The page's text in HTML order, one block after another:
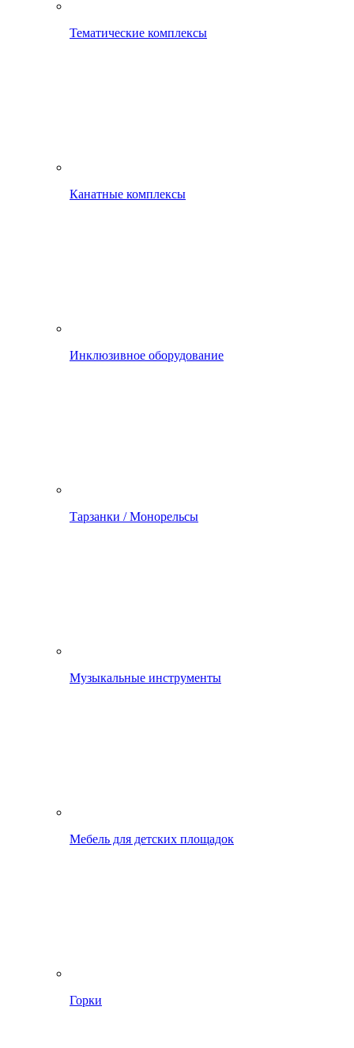
Тематические комплексы
Канатные комплексы
Инклюзивное оборудование
Тарзанки / Монорельсы
Музыкальные инструменты
Мебель для детских площадок
Горки